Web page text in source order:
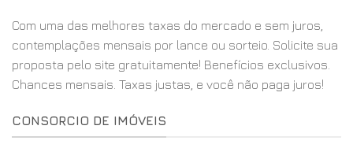
Com uma das melhores taxas do mercado e sem juros,
contemplações mensais por lance ou sorteio. Solicite sua
proposta pelo site gratuitamente! Benefícios exclusivos.
Chances mensais. Taxas justas, e você não paga juros!
CONSORCIO DE IMÓVEIS